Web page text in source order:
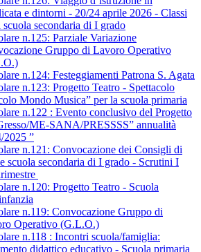
e dintorni - 20/24 aprile 2026 - Classi
secondaria di I grado
n.125: Parziale Variazione
Gruppo di Lavoro Operativo
n.124: Festeggiamenti Patrona S. Agata
n.123: Progetto Teatro - Spettacolo
Mondo Musica” per la scuola primaria
n.122 : Evento conclusivo del Progetto
ME-SANA/PRESSSS” annualità
2025 ”
n.121: Convocazione dei Consigli di
scuola secondaria di I grado - Scrutini I
n.120: Progetto Teatro - Scuola
n.119: Convocazione Gruppo di
Operativo (G.L.O.)
n.118 : Incontri scuola/famiglia:
didattico educativo - Scuola primaria